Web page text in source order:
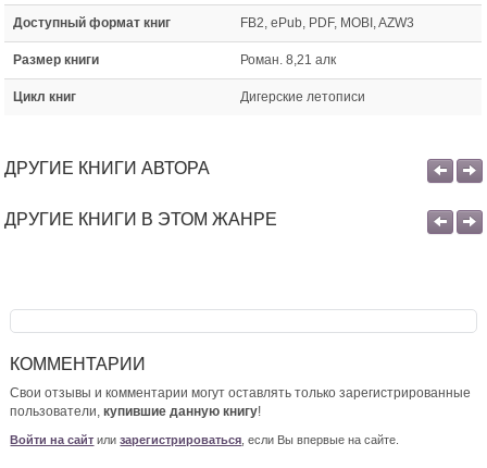
Доступный формат книг FB2, ePub, PDF, MOBI, AZW3
Размер книги Роман. 8,21 алк
Цикл книг Дигерские летописи
ДРУГИЕ КНИГИ АВТОРА
ДРУГИЕ КНИГИ В ЭТОМ ЖАНРЕ
КОММЕНТАРИИ
Свои отзывы и комментарии могут оставлять только зарегистрированные
пользователи,купившие данную книгу!
Войти на сайт илизарегистрироваться , если Вы впервые на сайте.